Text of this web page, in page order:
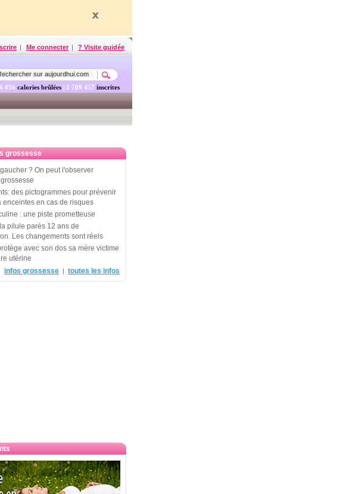
| Me connecter | ? Visite guidée
705 calories brûlées | 2 709 457 inscrites
grossesse
? On peut l'observer
des pictogrammes pour prévenir
enceintes en cas de risques
: une piste prometteuse
pilule parès 12 ans de
Les changements sont réels
avec son dos sa mère victime
utérine
infos grossesse | toutes les infos